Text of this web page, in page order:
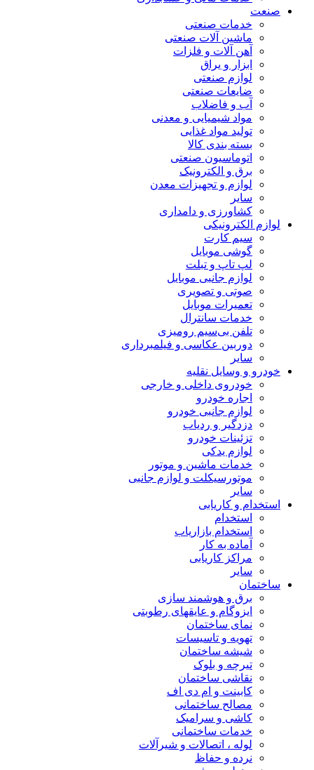
صنعت
خدمات صنعتی
ماشین آلات صنعتی
آهن آلات و فلزات
ابزار و یراق
لوازم صنعتی
ضایعات صنعتی
آب و فاضلاب
مواد شیمیایی و معدنی
تولید مواد غذایی
بسته بندی کالا
اتوماسیون صنعتی
برق و الکترونیک
لوازم و تجهیزات معدن
سایر
کشاورزی و دامداری
لوازم الکترونیکی
سیم کارت
گوشی موبایل
لپ تاپ و تبلت
لوازم جانبی موبایل
صوتی و تصویری
تعمیرات موبایل
خدمات سانترال
تلفن بی‌سیم رومیزی
دوربین عکاسی و فیلمبرداری
سایر
خودرو و وسایل نقلیه
خودروی داخلی و خارجی
اجاره خودرو
لوازم جانبی خودرو
دزدگیر و ردیاب
تزئینات خودرو
لوازم یدکی
خدمات ماشین و موتور
موتورسیکلت و لوازم جانبی
سایر
استخدام و کاریابی
استخدام
استخدام بازاریاب
آماده به کار
مراکز کاریابی
سایر
ساختمان
برق و هوشمند سازی
ایزوگام و عایقهای رطوبتی
نمای ساختمان
تهویه و تاسیسات
شیشه ساختمان
تیرچه و بلوک
نقاشی ساختمان
کابینت و ام دی اف
مصالح ساختمانی
کاشی و سرامیک
خدمات ساختمانی
لوله ، اتصالات و شیرآلات
نرده و حفاظ